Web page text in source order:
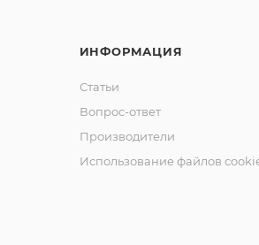
ИНФОРМАЦИЯ
Статьи
Вопрос-ответ
Производители
Использование файлов